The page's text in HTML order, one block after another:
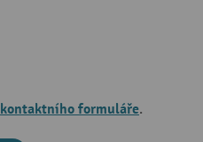
kontaktního formuláře.